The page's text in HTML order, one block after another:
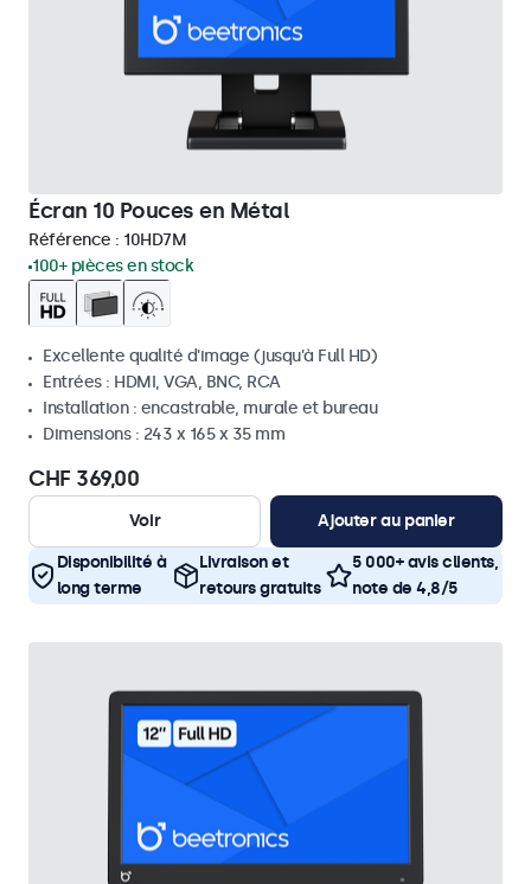
Écran 10 Pouces en Métal
Référence : 10HD7M
100+ pièces en stock
Excellente qualité d'image (jusqu'à Full HD)
Entrées : HDMI, VGA, BNC, RCA
Installation : encastrable, murale et bureau
Dimensions : 243 x 165 x 35 mm
CHF 369,00
Voir Ajouter au panier
Disponibilité à
long terme
Livraison et
retours gratuits
5 000+ avis clients,
note de 4,8/5